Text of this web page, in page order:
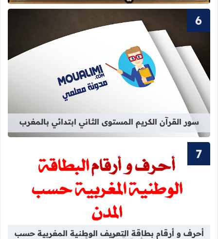
قراءة المزيد عن سور القرآن الكريم
سور القرآن الكريم المستوى الثاني ابتدائي بالمغرب
قراءة المزيد عن أحرف و أرقام
أحرف و أرقام بطاقة التعريف الوطنية المغربية حسب